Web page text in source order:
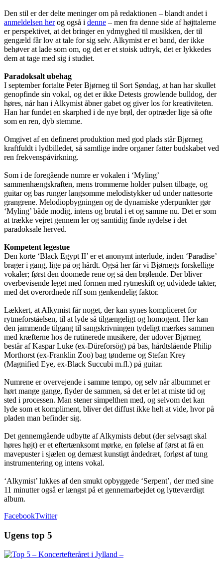
Den stil er der delte meninger om på redaktionen – blandt andet i
anmeldelsen herog også i denne – men fra denne side af højttalerne
er perspektivet, at det bringer en ydmyghed til musikken, der til
gengæld får lov at tale for sig selv. Alkymist er et band, der ikke
behøver at lade som om, og det er et stoisk udtryk, det er lykkedes
dem at tage med sig i studiet.
Paradoksalt ubehag
I september fortalte Peter Bjørneg til Sort Søndag, at han har skullet
genopfinde sin vokal, og det er ikke Detests growlende bulldog, der
høres, når han i Alkymist åbner gabet og giver los for kreativiteten.
Han har fundet en skarphed i de nye brøl, der optræder lige så ofte
som en ren, dyb stemme.
Omgivet af en defineret produktion med god plads står Bjørneg
kraftfuldt i lydbilledet, så samtlige indre organer fatter budskabet ved
ren frekvenspåvirkning.
Som i de foregående numre er vokalen i ‘Myling’
sammenhængskraften, mens trommerne holder pulsen tilbage, og
guitar og bas runger langsomme melodistykker ud under nattesorte
grangrene. Melodiopbygningen og de dynamiske yderpunkter gør
‘Myling’ både modig, intens og brutal i et og samme nu. Det er som
at trække vejret gennem ler og samtidig finde nydelse i det
paradoksale herved.
Kompetent legestue
Den korte ‘Black Egypt II’ er et anonymt interlude, inden ‘Paradise’
brager i gang, lige på og hårdt. Også her får vi Bjørnegs forskellige
vokaler; først den doomede rene og så den brølende. Der bliver
overbevisende leget med formen med rytmeskift og udvidede takter,
med det overordnede riff som genkendelig faktor.
Lækkert, at Alkymist får noget, der kan synes kompliceret for
rytmeforståelsen, til at lyde så tilgængeligt og homogent. Her kan
den jammende tilgang til sangskrivningen tydeligt mærkes sammen
med kræfterne hos de rutinerede musikere, der udover Bjørneg
består af Kaspar Luke (ex-Düreforsög) på bas, hårdtslående Philip
Morthorst (ex-Franklin Zoo) bag tønderne og Stefan Krey
(Magnified Eye, ex-Black Succubi m.fl.) på guitar.
Numrene er overvejende i samme tempo, og selv når albummet er
hørt mange gange, flyder de sammen, så det er let at miste tid og
sted i processen. Man stener simpelthen med, og selvom det kan
lyde som et kompliment, bliver det diffust ikke helt at vide, hvor på
pladen man befinder sig.
Det gennemgående udbytte af Alkymists debut (der selvsagt skal
høres højt) er et eftertænksomt mørke, en følelse af først at få en
mavepuster i sjælen og dernæst kunstigt åndedræt, forløst af tung
instrumentering og intens vokal.
‘Alkymist’ lukkes af den smukt opbyggede ‘Serpent’, der med sine
11 minutter også er længst på et gennemarbejdet og lytteværdigt
album.
FacebookTwitter
Ugens top 5